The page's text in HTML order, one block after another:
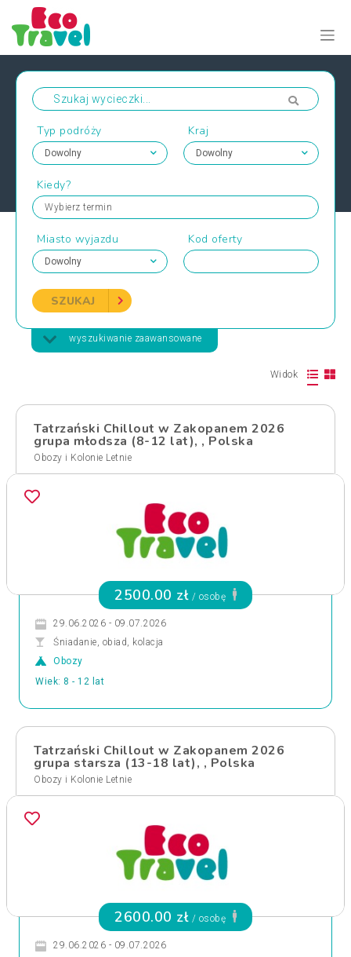
Typ podróży Kraj
Kiedy?
Wybierz termin
Miasto wyjazdu Kod oferty
SZUKAJ
wyszukiwanie zaawansowane
Widok
Tatrzański Chillout w Zakopanem 2026
grupa młodsza (8-12 lat), , Polska
Obozy i Kolonie Letnie
2500.00 zł / osobę
29.06.2026 - 09.07.2026
Śniadanie, obiad, kolacja
Obozy
Wiek: 8 - 12 lat
Tatrzański Chillout w Zakopanem 2026
grupa starsza (13-18 lat), , Polska
Obozy i Kolonie Letnie
2600.00 zł / osobę
29.06.2026 - 09.07.2026